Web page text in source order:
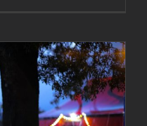
2023